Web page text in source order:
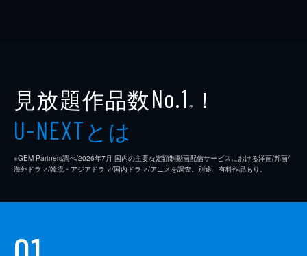
見放題作品数No.1 ※ ！
U-NEXTとは
※GEM Partners調べ/2026年7⽉ 国内の主要な定額制動画配信サービスにおける洋画/邦画/
海外ドラマ/韓流・アジアドラマ/国内ドラマ/アニメを調査。別途、有料作品あり。